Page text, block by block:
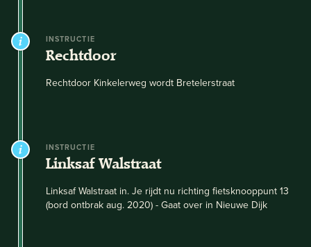
INSTRUCTIE
Rechtdoor
Rechtdoor Kinkelerweg wordt Bretelerstraat
INSTRUCTIE
Linksaf Walstraat
Linksaf Walstraat in. Je rijdt nu richting fietsknooppunt 13
(bord ontbrak aug. 2020) - Gaat over in Nieuwe Dijk